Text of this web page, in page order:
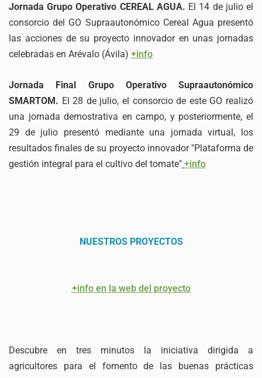
Jornada Grupo Operativo CEREAL AGUA. El 14 de julio el
consorcio del GO Supraautonómico Cereal Agua presentó
las acciones de su proyecto innovador en unas jornadas
celebradas en Arévalo (Ávila) +info
Jornada Final Grupo Operativo Supraautonómico
SMARTOM. El 28 de julio, el consorcio de este GO realizó
una jornada demostrativa en campo, y posteriormente, el
29 de julio presentó mediante una jornada virtual, los
resultados finales de su proyecto innovador "Plataforma de
gestión integral para el cultivo del tomate" +info
NUESTROS PROYECTOS
+info en la web del proyecto
Descubre en tres minutos la iniciativa dirigida a
agricultores para el fomento de las buenas prácticas